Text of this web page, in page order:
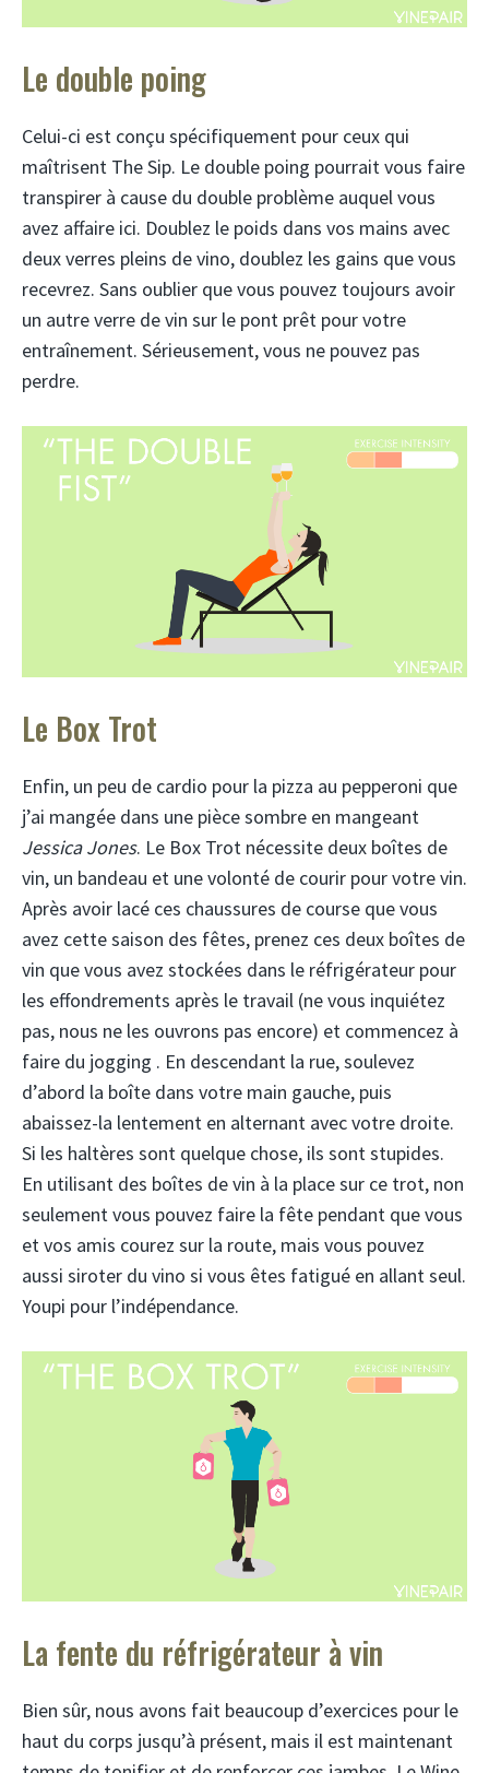
Le double poing
Celui-ci est conçu spécifiquement pour ceux qui
maîtrisent The Sip. Le double poing pourrait vous faire
transpirer à cause du double problème auquel vous
avez affaire ici. Doublez le poids dans vos mains avec
deux verres pleins de vino, doublez les gains que vous
recevrez. Sans oublier que vous pouvez toujours avoir
un autre verre de vin sur le pont prêt pour votre
entraînement. Sérieusement, vous ne pouvez pas
perdre.
Le Box Trot
Enfin, un peu de cardio pour la pizza au pepperoni que
j’ai mangée dans une pièce sombre en mangeant
Jessica Jones. Le Box Trot nécessite deux boîtes de
vin, un bandeau et une volonté de courir pour votre vin.
Après avoir lacé ces chaussures de course que vous
avez cette saison des fêtes, prenez ces deux boîtes de
vin que vous avez stockées dans le réfrigérateur pour
les effondrements après le travail (ne vous inquiétez
pas, nous ne les ouvrons pas encore) et commencez à
faire du jogging . En descendant la rue, soulevez
d’abord la boîte dans votre main gauche, puis
abaissez-la lentement en alternant avec votre droite.
Si les haltères sont quelque chose, ils sont stupides.
En utilisant des boîtes de vin à la place sur ce trot, non
seulement vous pouvez faire la fête pendant que vous
et vos amis courez sur la route, mais vous pouvez
aussi siroter du vino si vous êtes fatigué en allant seul.
Youpi pour l’indépendance.
La fente du réfrigérateur à vin
Bien sûr, nous avons fait beaucoup d’exercices pour le
haut du corps jusqu’à présent, mais il est maintenant